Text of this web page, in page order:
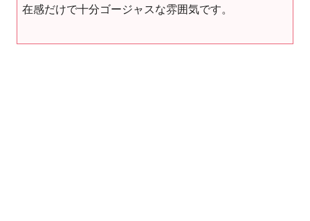
在感だけで十分ゴージャスな雰囲気です。